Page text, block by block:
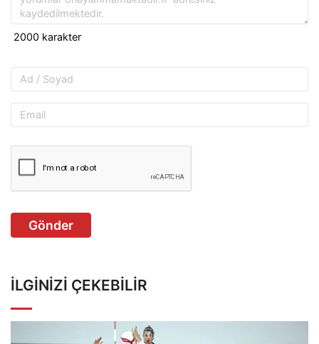
Gönder
İLGINIZI ÇEKEBILIR